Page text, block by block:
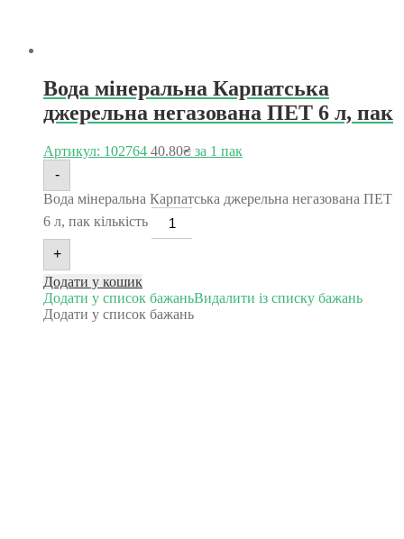
Вода мінеральна Карпатська
джерельна негазована ПЕТ 6 л, пак
Артикул: 102764 40.80₴ за 1 пак
-
Вода мінеральна Карпатська джерельна негазована ПЕТ
6 л, пак кількість
+
Додати у кошик
Додати у список бажаньВидалити із списку бажань
Додати у список бажань